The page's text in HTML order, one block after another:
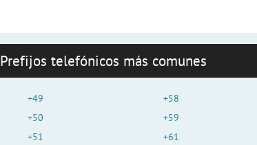
Prefijos telefónicos más comunes
+49
+50
+51
+58
+59
+61